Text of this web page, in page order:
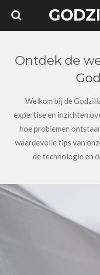
Ga
hoofdinhoud
Ontdek de
Welkom bij de
expertise en inzichten
hoe problemen
waardevolle tips van
de technologie en